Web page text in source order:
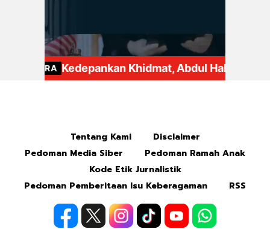
Tentang Kami
Disclaimer
Pedoman Media Siber
Pedoman Ramah Anak
Kode Etik Jurnalistik
Pedoman Pemberitaan Isu Keberagaman
RSS